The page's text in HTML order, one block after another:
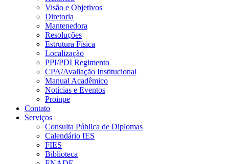
Visão e Objetivos
Diretoria
Mantenedora
Resoluções
Estrutura Física
Localização
PPI/PDI Regimento
CPA/Avaliação Institucional
Manual Acadêmico
Notícias e Eventos
Proinpe
Contato
Serviços
Consulta Pública de Diplomas
Calendário IES
FIES
Biblioteca